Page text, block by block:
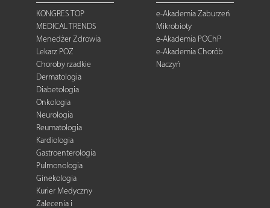
KONGRES TOP
MEDICAL TRENDS
Menedżer Zdrowia
Lekarz POZ
Choroby rzadkie
Dermatologia
Diabetologia
Onkologia
Neurologia
Reumatologia
Kardiologia
Gastroenterologia
Pulmonologia
Ginekologia
Kurier Medyczny
Zalecenia i
e-Akademia Zaburzeń
Mikrobioty
e-Akademia POChP
e-Akademia Chorób
Naczyń